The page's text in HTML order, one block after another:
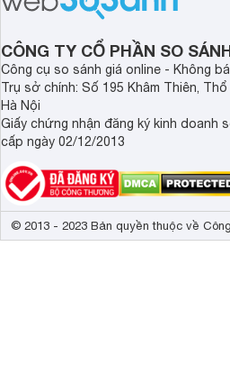
CÔNG TY CỔ PHẦN SO
Công cụ so sánh giá online - Không
Trụ sở chính: Số 195 Khâm Thiên,
Hà Nội
Giấy chứng nhận đăng ký kinh doanh
cấp ngày 02/12/2013
© 2013 - 2023 Bản quyền thuộc về